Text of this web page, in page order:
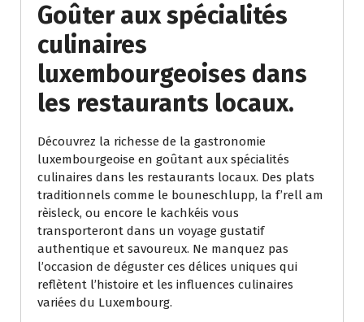
Goûter aux spécialités
culinaires
luxembourgeoises dans
les restaurants locaux.
Découvrez la richesse de la gastronomie
luxembourgeoise en goûtant aux spécialités
culinaires dans les restaurants locaux. Des plats
traditionnels comme le bouneschlupp, la f’rell am
rèisleck, ou encore le kachkéis vous
transporteront dans un voyage gustatif
authentique et savoureux. Ne manquez pas
l’occasion de déguster ces délices uniques qui
reflètent l’histoire et les influences culinaires
variées du Luxembourg.